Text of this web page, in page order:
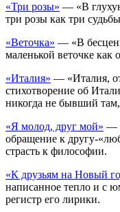
«Три розы» — «В
три розы как три
«Веточка» — «В
маленькой веточке
«Италия» — «Италия,
стихотворение об
никогда не бывший там,
«Я молод, друг мой» —
обращение к другу-
страсть к философии.
«К друзьям на Новый
написанное тепло и с
регистр его лирики.